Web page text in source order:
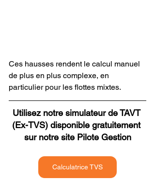
Ces hausses rendent le calcul manuel
de plus en plus complexe, en
particulier pour les flottes mixtes.
Utilisez notre simulateur de TAVT
(Ex-TVS) disponible gratuitement
sur notre site Pilote Gestion
Calculatrice TVS